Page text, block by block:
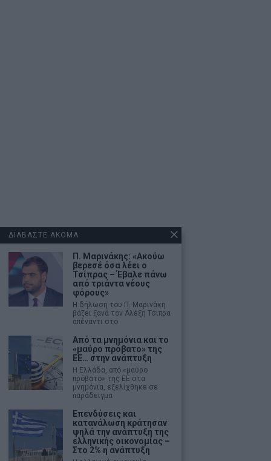
ΔΙΑΒΑΣΤΕ ΑΚΟΜΑ
Π. Μαρινάκης: «Ακούω
βερεσέ όσα λέει ο
Τσίπρας – Έβαλε πάνω
από τριάντα νέους
φόρους»
Η δήλωση του Π. Μαρινάκη
βάζει ξανά τον Αλέξη Τσίπρα
απέναντι στο
Από τα μνημόνια και το
«μαύρο πρόβατο» της
ΕΕ… στην ανάπτυξη
Η Ελλάδα, από «μαύρο
πρόβατο» της ΕΕ στα
μνημόνια, εξελίχθηκε σε
παράδειγμα
Επενδύσεις και
κατανάλωση κράτησαν
ψηλά την ανάπτυξη της
ελληνικής οικονομίας –
Στο 2% η ανάπτυξη